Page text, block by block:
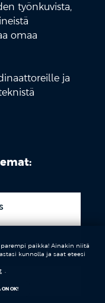
työnkuvista,
omaa
ja
paikka! Ainakin niitä
kunnolla ja saat eteesi
ON OK!